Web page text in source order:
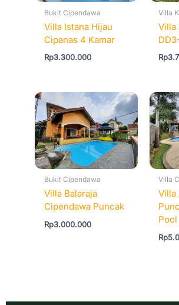
Bukit Cipendawa
Villa Istana Hijau
Cipanas 4 Kamar
Rp3.300.000
Villa
Villa
Rp
Bukit Cipendawa
Villa Balaraja
Cipendawa Puncak
Rp3.000.000
Villa
Villa
Pool
Rp